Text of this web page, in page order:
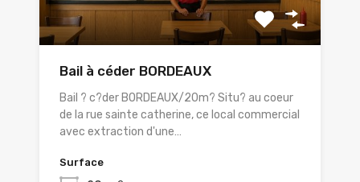
Bail à céder BORDEAUX
Bail ? c?der BORDEAUX/20m? Situ? au coeur
de la rue sainte catherine, ce local commercial
avec extraction d'une…
Surface